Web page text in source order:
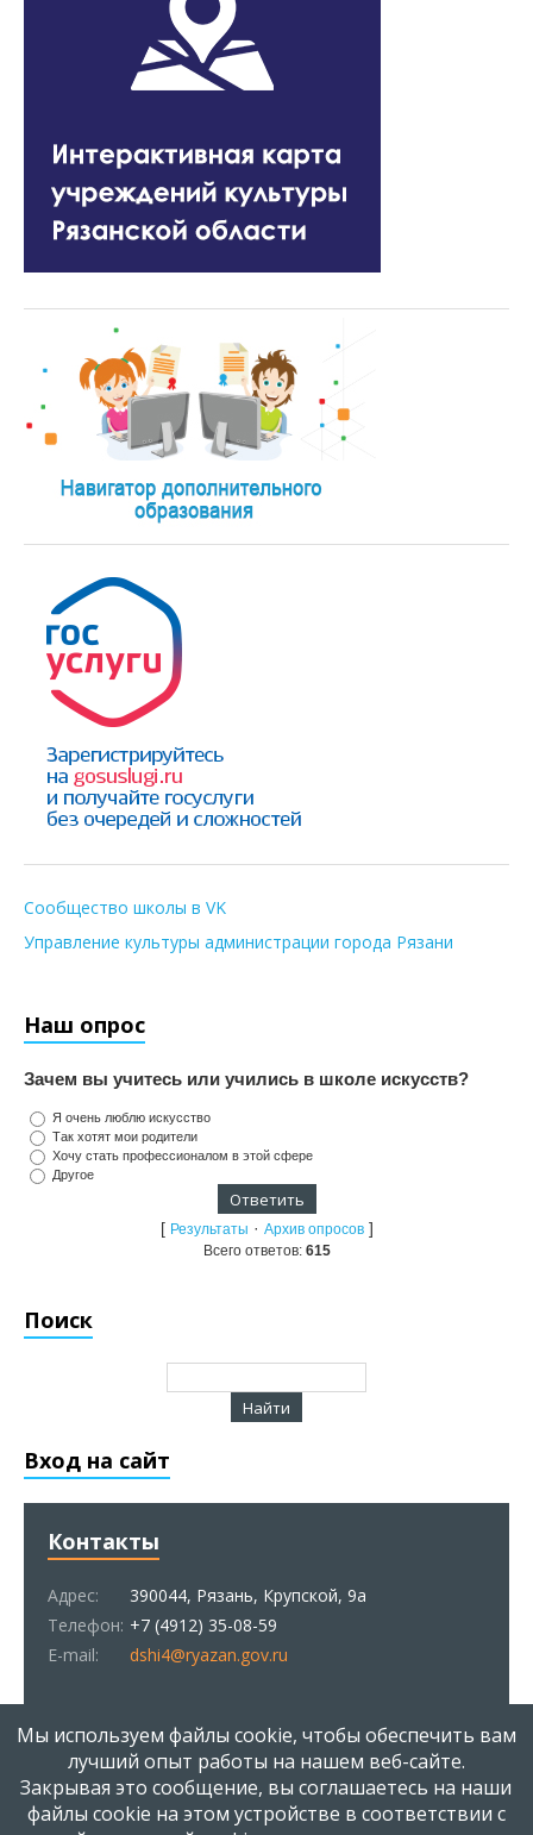
Сообщество школы в VK
Управление культуры администрации города Рязани
Наш опрос
Зачем вы учитесь или учились в школе искусств?
Я очень люблю искусство
Так хотят мои родители
Хочу стать профессионалом в этой сфере
Другое
[ Результаты · Архив опросов]
Всего ответов: 615
Поиск
Вход на сайт
Контакты
Адрес:
390044, Рязань, Крупской, 9а
Телефон: +7 (4912) 35-08-59
E-mail:
dshi4@ryazan.gov.ru
Онлайн всего:1
Гостей:1
Мы используем файлы cookie, чтобы обеспечить вам
лучший опыт работы на нашем веб-сайте.
Закрывая это сообщение, вы соглашаетесь на наши
файлы cookie на этом устройстве в соответствии с